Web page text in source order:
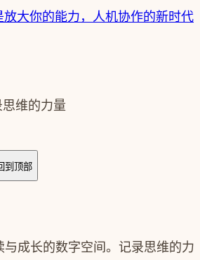
大你的能力，人机协作的新时代
思维的力量
到顶部
成长的数字空间。记录思维的力